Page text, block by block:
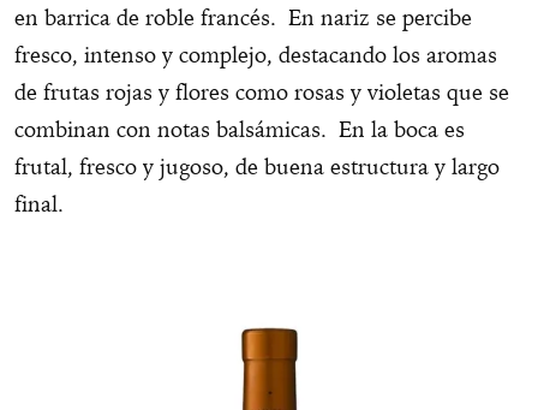
en barrica de roble francés. En nariz se percibe
fresco, intenso y complejo, destacando los aromas
de frutas rojas y flores como rosas y violetas que se
combinan con notas balsámicas. En la boca es
frutal, fresco y jugoso, de buena estructura y largo
final.